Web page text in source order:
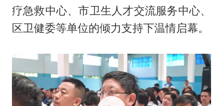
疗急救中心、市卫生人才交流服务中心、
区卫健委等单位的倾力支持下温情启幕。